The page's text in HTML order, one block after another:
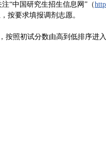
“中国研究生招生信息网”（
按要求填报调剂志愿。
照初试分数由高到低排序进入